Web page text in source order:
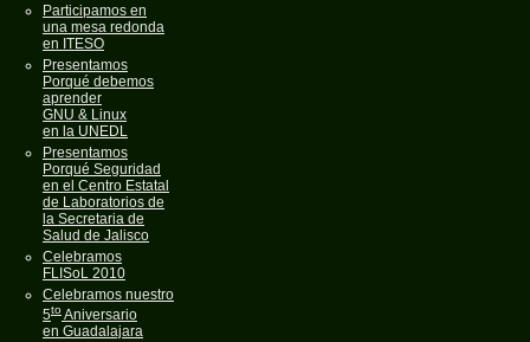
Participamos en
una mesa redonda
en ITESO
Presentamos
Porqué debemos
aprender
GNU & Linux
en la UNEDL
Presentamos
Porqué Seguridad
en el Centro Estatal
de Laboratorios de
la Secretaria de
Salud de Jalisco
Celebramos
FLISoL 2010
Celebramos nuestro
5toAniversario
en Guadalajara